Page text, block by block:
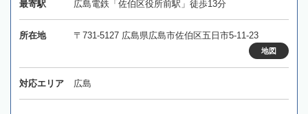
最寄駅 広島電鉄「佐伯区役所前駅」徒歩13分
所在地 〒731-5127 広島県広島市佐伯区五日市5-11-23
地図
対応エリア 広島